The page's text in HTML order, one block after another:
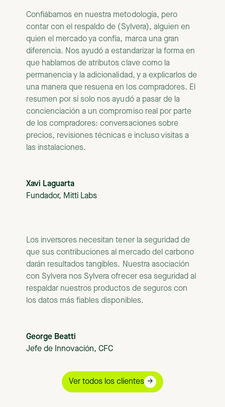
Confiábamos en nuestra metodología, pero
contar con el respaldo de (Sylvera), alguien en
quien el mercado ya confía, marca una gran
diferencia. Nos ayudó a estandarizar la forma en
que hablamos de atributos clave como la
permanencia y la adicionalidad, y a explicarlos de
una manera que resuena en los compradores. El
resumen por sí solo nos ayudó a pasar de la
concienciación a un compromiso real por parte
de los compradores: conversaciones sobre
precios, revisiones técnicas e incluso visitas a
las instalaciones.
Xavi Laguarta
Fundador, Mitti Labs
Los inversores necesitan tener la seguridad de
que sus contribuciones al mercado del carbono
darán resultados tangibles. Nuestra asociación
con Sylvera nos Sylvera ofrecer esa seguridad al
respaldar nuestros productos de seguros con
los datos más fiables disponibles.
George Beatti
Jefe de Innovación, CFC
Ver todos los clientes